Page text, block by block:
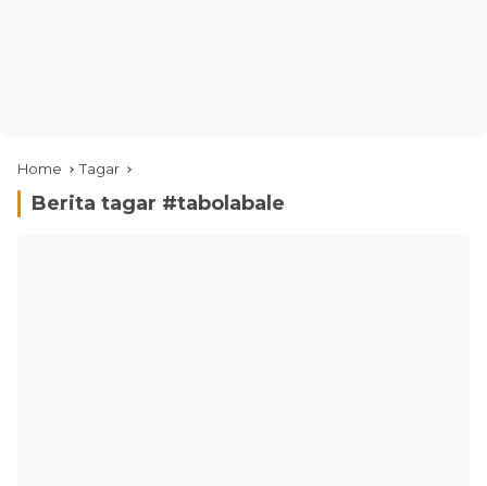
Home Tagar
Berita tagar #tabolabale